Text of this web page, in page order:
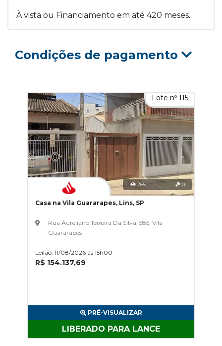
À vista ou Financiamento em até 420 meses.
Condições de pagamento
Lote nº 115
265 0
Casa na Vila Guararapes, Lins, SP
Rua Áureliano Teixeira Da Silva, 585, Vila
Guararapes
Leilão: 11/08/2026 às 15h00
R$ 154.137,69
PRÉ-VISUALIZAR
LIBERADO PARA LANCE